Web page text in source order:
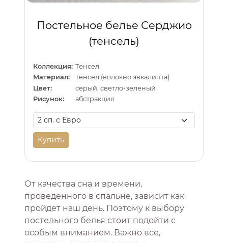
Постельное белье Серджио
(тенсель)
Коллекция: Тенсел
Материал:
Тенсел (волокно эвкалипта)
Цвет:
серый, светло-зеленый
Рисунок:
абстракция
Купить
От качества сна и времени,
проведенного в спальне, зависит как
пройдет наш день. Поэтому к выбору
постельного белья стоит подойти с
особым вниманием. Важно все,